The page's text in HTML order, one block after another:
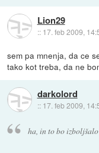
Lion29
:: 17. feb 2009,
sem pa mnenja, da ce
tako kot treba, da ne
darkolord
:: 17. feb 2009,
ha, in to bo